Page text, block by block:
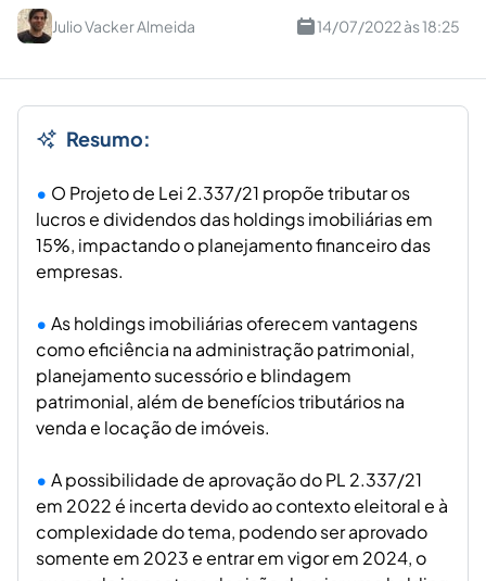
Julio Vacker Almeida 14/07/2022 às 18:25
Resumo:
O Projeto de Lei 2.337/21 propõe tributar os
lucros e dividendos das holdings imobiliárias em
15%, impactando o planejamento financeiro das
empresas.
As holdings imobiliárias oferecem vantagens
como eficiência na administração patrimonial,
planejamento sucessório e blindagem
patrimonial, além de benefícios tributários na
venda e locação de imóveis.
A possibilidade de aprovação do PL 2.337/21
em 2022 é incerta devido ao contexto eleitoral e à
complexidade do tema, podendo ser aprovado
somente em 2023 e entrar em vigor em 2024, o